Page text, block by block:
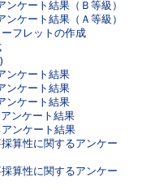
ケート結果（Ｂ等級）
ケート結果（Ａ等級）
フレットの作成
ンケート結果
ンケート結果
ンケート結果
ンケート結果
ンケート結果
算性に関するアンケー
算性に関するアンケー